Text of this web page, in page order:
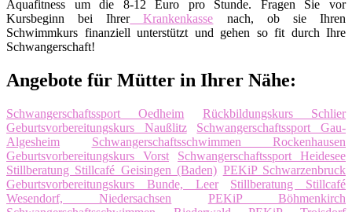
Aquafitness um die 8-12 Euro pro Stunde. Fragen Sie vor
Kursbeginn bei IhrerKrankenkasse nach, ob sie Ihren
Schwimmkurs finanziell unterstützt und gehen so fit durch Ihre
Schwangerschaft!
Angebote für Mütter in Ihrer Nähe:
Schwangerschaftssport Oedheim
Rückbildungskurs Schlier
Geburtsvorbereitungskurs Naußlitz
Schwangerschaftssport Gau-
Algesheim
Schwangerschaftsschwimmen Rockenhausen
Geburtsvorbereitungskurs Vorst
Schwangerschaftssport Heidesee
Stillberatung Stillcafé Geisingen (Baden) PEKiP Schwarzenbruck
Geburtsvorbereitungskurs Bunde, Leer
Stillberatung Stillcafé
Wesendorf, Niedersachsen
PEKiP Böhmenkirch